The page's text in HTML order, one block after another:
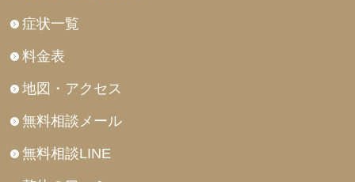
症状一覧
料金表
地図・アクセス
無料相談メール
無料相談LINE